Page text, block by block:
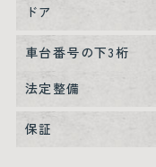
ドア
車台番号の下3桁
法定整備
保証